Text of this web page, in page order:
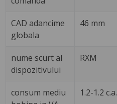
CAD adancime
globala
46 mm
nume scurt al
dispozitivului
RXM
consum mediu
1.2-1.2 c.a.